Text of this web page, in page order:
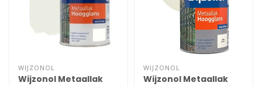
WIJZONOL
Wijzonol Metaallak
WIJZONOL
Wijzonol Metaallak